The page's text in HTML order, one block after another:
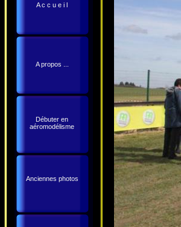
A c c u e i l
A propos ...
Débuter en
aéromodélisme
Anciennes photos